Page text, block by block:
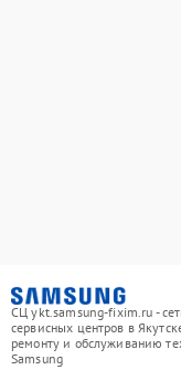
СЦ ykt.samsung-fixim.ru -
сервисных центров в
ремонту и обслуживанию
Samsung